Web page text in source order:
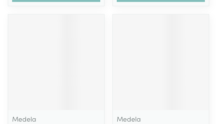
Medela
Medela